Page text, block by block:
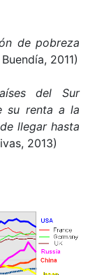
de pobreza
2011)
del Sur
su renta a la
llegar hasta
2013)